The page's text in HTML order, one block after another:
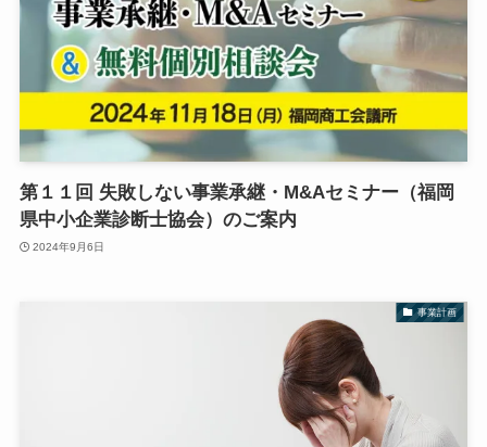
第１１回 失敗しない事業承継・M&Aセミナー（福岡
県中小企業診断士協会）のご案内
2024年9月6日
事業計画